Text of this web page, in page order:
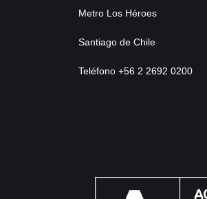
Metro Los Héroes
Santiago de Chile
Teléfono +56 2 2692 0200